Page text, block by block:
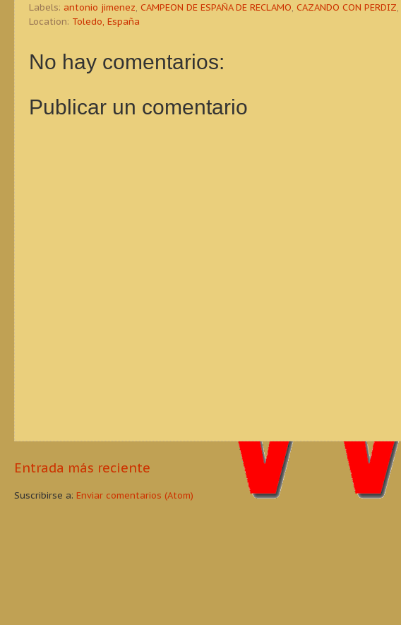
Labels: antonio jimenez, CAMPEON DE ESPAÑA DE RECLAMO, CAZANDO CON PERDIZ,
Location: Toledo, España
No hay comentarios:
Publicar un comentario
Entrada más reciente
Suscribirse a: Enviar comentarios (Atom)